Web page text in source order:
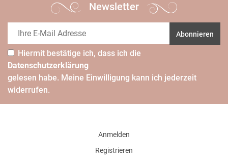
Newsletter
Abonnieren
Hiermit bestätige ich, dass ich die
Daten­schutz­erklärung
gelesen habe. Meine Einwilligung kann ich jederzeit
widerrufen.
Anmelden
Registrieren